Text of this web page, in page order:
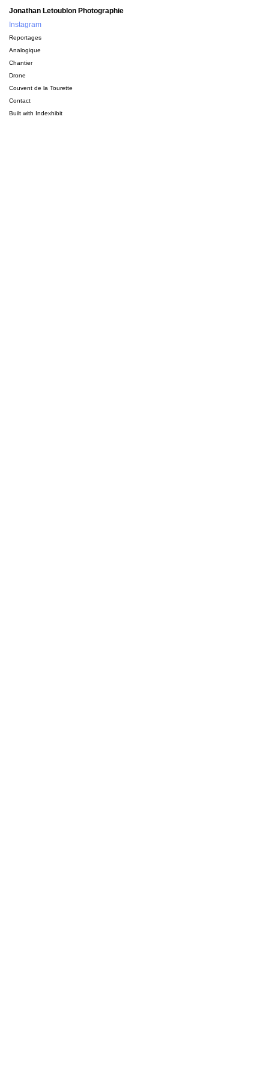
Jonathan Letoublon Photographie
Instagram
Reportages
Analogique
Chantier
Drone
Couvent de la Tourette
Contact
Built with Indexhibit